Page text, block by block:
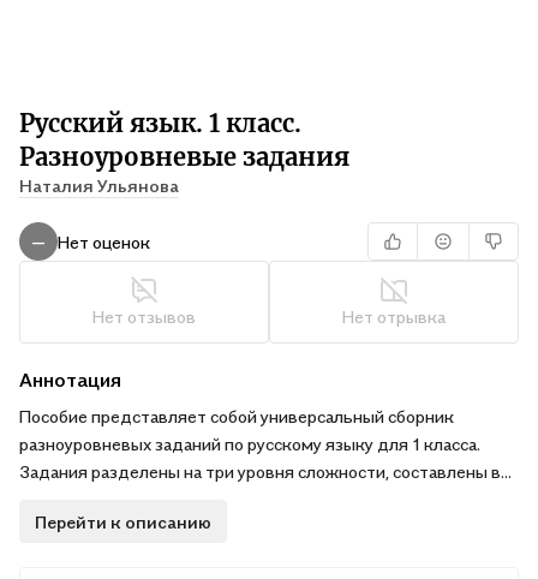
Русский язык. 1 класс.
Разноуровневые задания
Наталия Ульянова
— Нет оценок
Нет отзывов Нет отрывка
Аннотация
Пособие представляет собой универсальный сборник
разноуровневых заданий по русскому языку для 1 класса.
Задания разделены на три уровня сложности, составлены в
образовательным стандартом начального общего
Перейти к описанию